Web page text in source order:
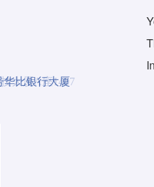
华比银行大厦